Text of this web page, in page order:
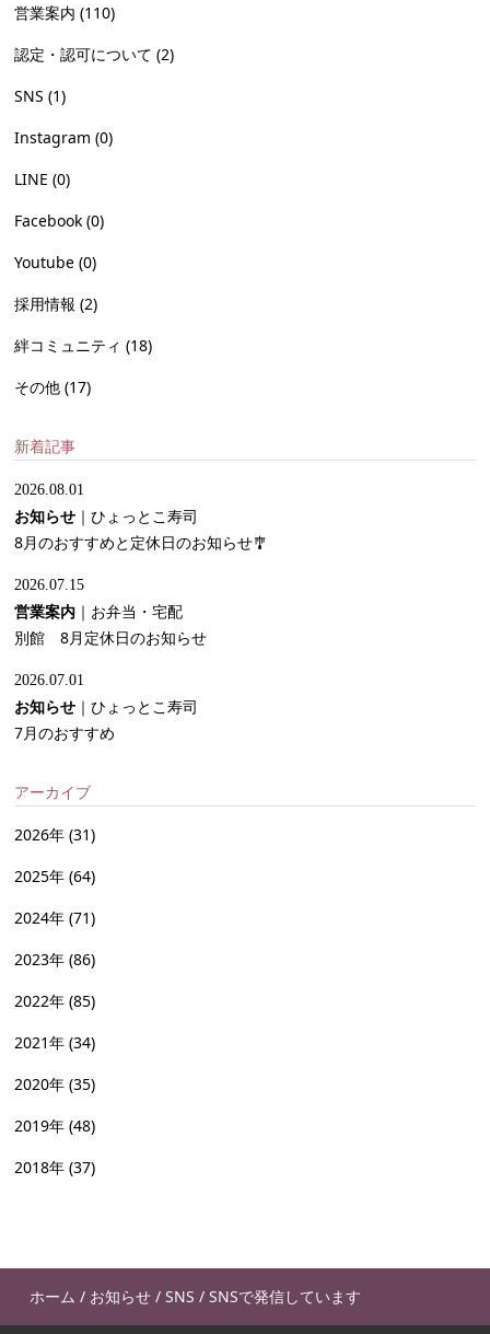
営業案内(110)
認定・認可について(2)
SNS(1)
Instagram(0)
LINE(0)
Facebook(0)
Youtube(0)
採用情報(2)
絆コミュニティ(18)
その他(17)
新着記事
2026.08.01
お知らせ ｜ひょっとこ寿司
8月のおすすめと定休日のお知らせ🎐
2026.07.15
営業案内 ｜ お弁当・宅配
別館 8月定休日のお知らせ
2026.07.01
お知らせ ｜ひょっとこ寿司
7月のおすすめ
アーカイブ
2026年 (31)
2025年 (64)
2024年 (71)
2023年 (86)
2022年 (85)
2021年 (34)
2020年 (35)
2019年 (48)
2018年 (37)
ホーム / お知らせ/ SNS / SNSで発信しています